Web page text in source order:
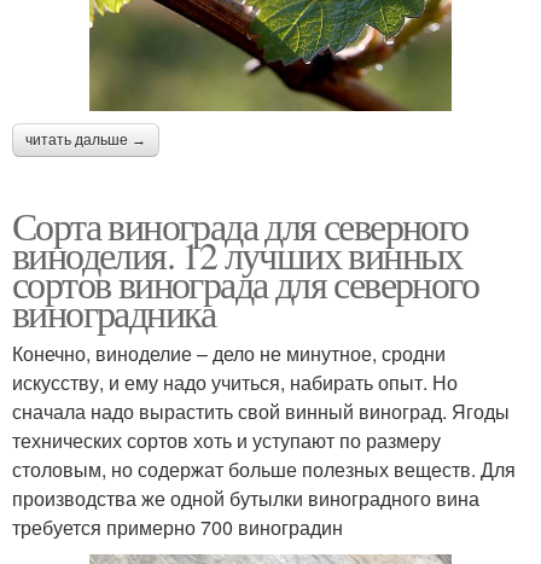
читать дальше →
Сорта винограда для северного
виноделия. 12 лучших винных
сортов винограда для северного
виноградника
Конечно, виноделие – дело не минутное, сродни
искусству, и ему надо учиться, набирать опыт. Но
сначала надо вырастить свой винный виноград. Ягоды
технических сортов хоть и уступают по размеру
столовым, но содержат больше полезных веществ. Для
производства же одной бутылки виноградного вина
требуется примерно 700 виноградин